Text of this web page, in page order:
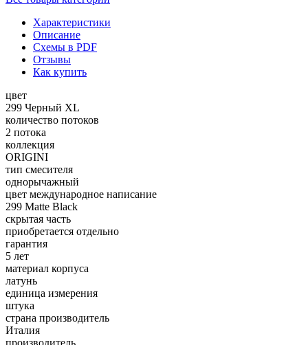
Характеристики
Описание
Схемы в PDF
Отзывы
Как купить
цвет
299 Черный XL
количество потоков
2 потока
коллекция
ORIGINI
тип смесителя
однорычажный
цвет международное написание
299 Matte Black
скрытая часть
приобретается отдельно
гарантия
5 лет
материал корпуса
латунь
единица измерения
штука
страна производитель
Италия
производитель